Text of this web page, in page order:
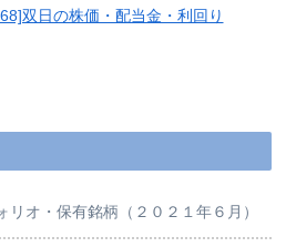
双日の株価・配当金・利回り
リオ・保有銘柄（２０２１年６月）